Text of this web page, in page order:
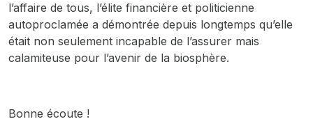
l’affaire de tous, l’élite financière et politicienne
autoproclamée a démontrée depuis longtemps qu’elle
était non seulement incapable de l’assurer mais
calamiteuse pour l’avenir de la biosphère.
Bonne écoute !